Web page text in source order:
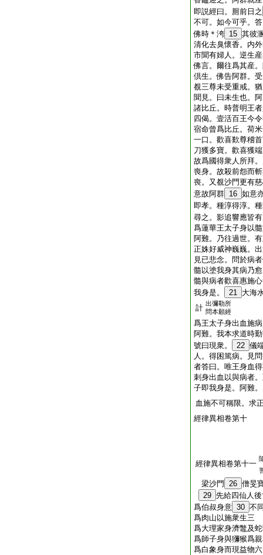
即説經曰。厠前日之
不可。如今可乎。
佛時＊洿 15 其彼
清化去臭懷香。内
市聞有婦人。逆生
佛言。爾往爲其産
倶生。佛告阿群。
覩三尊未受重戒。
聞見。曰未生也。
諸比丘。時普明王
四偈。壹活百王今
宿命曾爲比丘。荷
一口。歡喜歎尊稽
刀獲多寶。歡喜獲
故爲國得衆人所拜
喪身。故殺前怨而
喪。又覩沙門更有
意故阿群 16 如意
即孝。種淳得淳。
尋之。影追響應皆
爲蓮華王太子身以
阿難。乃往過世。
正姝好威神巍巍。
見已悲念。問於病
髓以塗我身其病乃
髓與病者歡喜惠施
我身是。
21 大海
計 出彌勒所
問本願經
爲王太子身出血施
阿難。我本求道時
號曰現衆。
22 儀
人。得困篤病。見
者答曰。唯王身血
刺身出血以與病者
子即我身是。阿難
血施不可稱限。求
經律異相卷第十
經律異相卷第十一
梁沙門 26 僧旻
29 先給四仙人
爲伯叔身意 30 不
爲肉山以施衆生三
爲大理家身濟鼈及
爲師子身與獼猴爲
爲白象身而現益物六